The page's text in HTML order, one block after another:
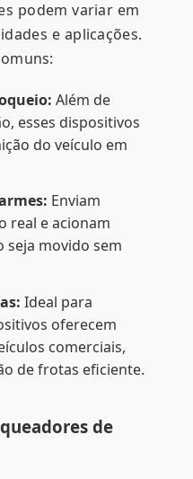
podem variar em
e aplicações.
Além de
esses dispositivos
do veículo em
Enviam
real e acionam
seja movido sem
Ideal para
oferecem
comerciais,
de frotas eficiente.
de